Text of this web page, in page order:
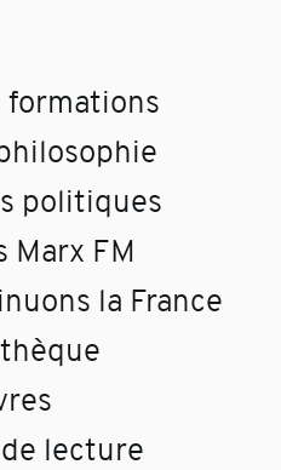
formations
politiques
Marx FM
la France
lecture